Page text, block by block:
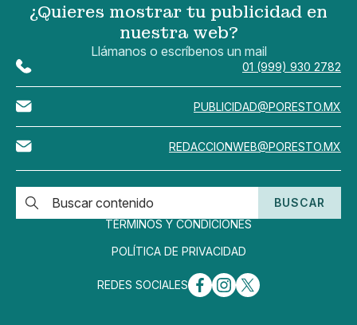
¿Quieres mostrar tu publicidad en
nuestra web?
Llámanos o escríbenos un mail
01 (999) 930 2782
PUBLICIDAD@PORESTO.MX
REDACCIONWEB@PORESTO.MX
BUSCAR
TÉRMINOS Y CONDICIONES
POLÍTICA DE PRIVACIDAD
REDES SOCIALES